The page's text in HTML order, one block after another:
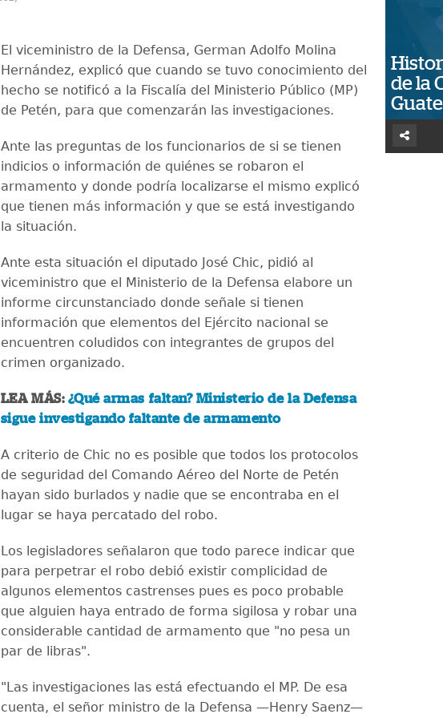
El viceministro de la Defensa, German Adolfo Molina
Hernández, explicó que cuando se tuvo conocimiento del
hecho se notificó a la Fiscalía del Ministerio Público (MP)
de Petén, para que comenzarán las investigaciones.
Ante las preguntas de los funcionarios de si se tienen
indicios o información de quiénes se robaron el
armamento y donde podría localizarse el mismo explicó
que tienen más información y que se está investigando
la situación.
Ante esta situación el diputado José Chic, pidió al
viceministro que el Ministerio de la Defensa elabore un
informe circunstanciado donde señale si tienen
información que elementos del Ejército nacional se
encuentren coludidos con integrantes de grupos del
crimen organizado.
LEA MÁS: ¿Qué armas faltan? Ministerio de la Defensa
sigue investigando faltante de armamento
A criterio de Chic no es posible que todos los protocolos
de seguridad del Comando Aéreo del Norte de Petén
hayan sido burlados y nadie que se encontraba en el
lugar se haya percatado del robo.
Los legisladores señalaron que todo parece indicar que
para perpetrar el robo debió existir complicidad de
algunos elementos castrenses pues es poco probable
que alguien haya entrado de forma sigilosa y robar una
considerable cantidad de armamento que "no pesa un
par de libras".
"Las investigaciones las está efectuando el MP. De esa
cuenta, el señor ministro de la Defensa —Henry Saenz—
de la